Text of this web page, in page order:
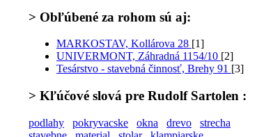
> Obľúbené za rohom sú aj:
MARKOSTAV, Kollárova 28 [1]
UNIVERMONT, Záhradná 1154/10 [2]
Tesárstvo - stavebná činnosť, Brehy 91 [3]
> Kľúčové slová pre Rudolf Sartolen :
podlahy pokryvacske okna drevo
strecha